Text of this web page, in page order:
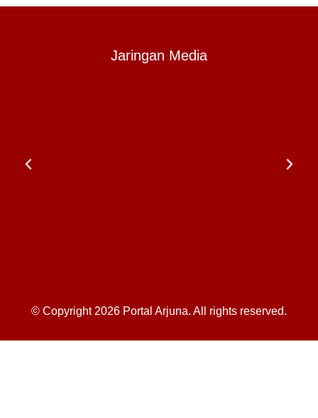
Jaringan Media
© Copyright 2026 Portal Arjuna. All rights reserved.